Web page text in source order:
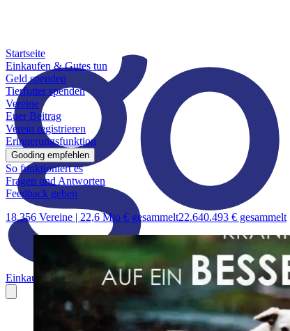
Einkaufen & Gutes tunGeld spenden Tierfutter spendenVereine
Startseite
Einkaufen & Gutes tun
Geld spenden
Tierfutter spenden
Vereine
Euer Beitrag
Verein registrieren
Erinnerungsfunktion
Gooding empfehlen
So funktioniert es
Fragen und Antworten
Feedback geben
18.356 Vereine | 22,6 Mio € gesammelt22.640.493 € gesammelt